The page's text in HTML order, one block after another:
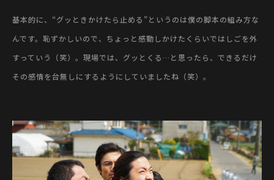
基本的に、“グッときかけたら止める”というのは僕の脚本の組み方な
んです。恥ずかしいので、ちょっと感動しかけたくらいではしごを外
すっていう（笑）。現場では、グッとくる…と思ったら、できるだけ
その感情を台無しにするようにしていましたね（笑）。